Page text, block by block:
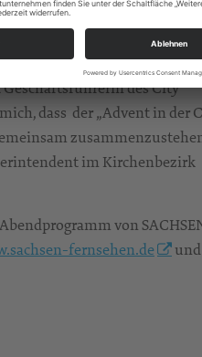
wecken und
ist für alle eine enorme
Botschaften sind ein
Geschäftsführerin des City
dass der „Advent in der
im Kirchenbezirk
von
fernsehen.de
und